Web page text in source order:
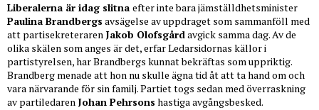
Liberalerna är idag slitna efter inte bara jämställdhetsminister
Paulina Brandbergs avsägelse av uppdraget som sammanföll med
att partisekreteraren Jakob Olofsgårdavgick samma dag. Av de
olika skälen som anges är det, erfar Ledarsidornas källor i
partistyrelsen, har Brandbergs kunnat bekräftas som uppriktig.
Brandberg menade att hon nu skulle ägna tid åt att ta hand om och
vara närvarande för sin familj. Partiet togs sedan med överraskning
av partiledaren Johan Pehrsons hastiga avgångsbesked.